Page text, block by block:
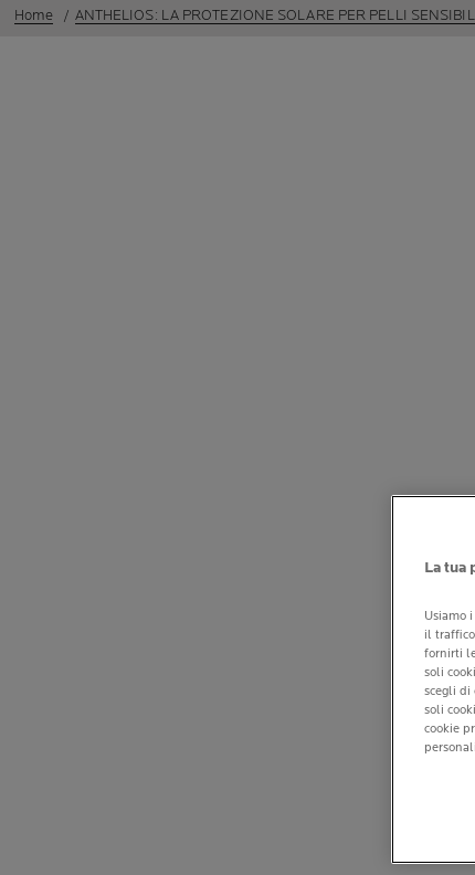
Home ANTHELIOS: LA PROTEZIONE SOLARE PER PELLI
La tua
Usiamo
il
fornirti
soli
scegli di
soli
cookie